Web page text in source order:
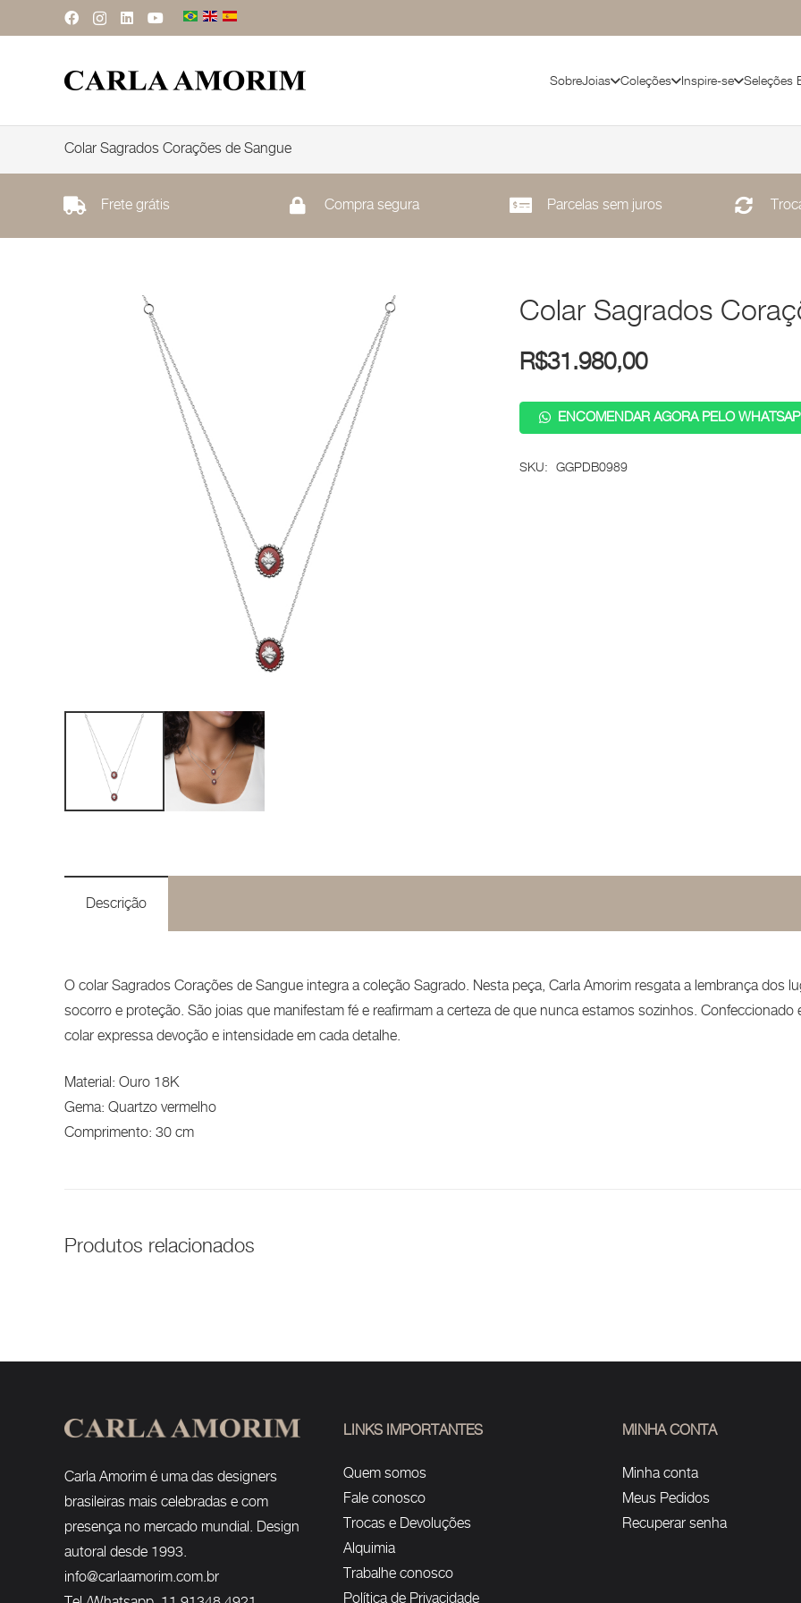
SobreJoias Coleções Inspire-se Seleções
Colar Sagrados Corações de Sangue
Frete grátis Compra segura Parcelas sem juros
Colar Sagrados
R$31.980,00
ENCOMENDAR AGORA PELO
SKU: GGPDB0989
Descrição
O colar Sagrados Corações de Sangue integra a coleção Sagrado. Nesta peça, Carla Amorim resgata a lembrança dos
socorro e proteção. São joias que manifestam fé e reafirmam a certeza de que nunca estamos sozinhos.
colar expressa devoção e intensidade em cada detalhe.
Material: Ouro 18K
Gema: Quartzo vermelho
Comprimento: 30 cm
Produtos relacionados
Carla Amorim é uma das designers
brasileiras mais celebradas e com
presença no mercado mundial. Design
autoral desde 1993.
info@carlaamorim.com.br
LINKS IMPORTANTES
Quem somos
Fale conosco
Trocas e Devoluções
Alquimia
Trabalhe conosco
Política de Privacidade
MINHA CONTA
Minha conta
Meus Pedidos
Recuperar senha